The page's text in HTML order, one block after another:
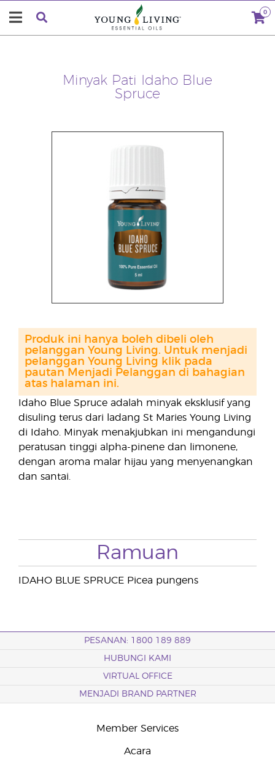
0
Minyak Pati Idaho Blue
Spruce
Idaho Blue Spruce adalah minyak eksklusif yang
disuling terus dari ladang St Maries Young Living
di Idaho. Minyak menakjubkan ini mengandungi
peratusan tinggi alpha-pinene dan limonene,
dengan aroma malar hijau yang menyenangkan
dan santai.
Produk ini hanya boleh dibeli oleh
pelanggan Young Living. Untuk menjadi
pelanggan Young Living klik pada
pautan Menjadi Pelanggan di bahagian
atas halaman ini.
Ramuan
IDAHO BLUE SPRUCE Picea pungens
PESANAN: 1800 189 889
HUBUNGI KAMI
VIRTUAL OFFICE
MENJADI BRAND PARTNER
Member Services
Acara